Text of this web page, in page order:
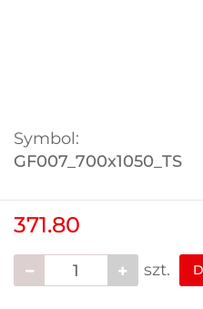
Symbol:
GF007_700x1050_TS
371.80
szt.